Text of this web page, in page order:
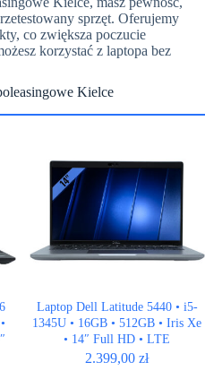
sprzęt. Oferujemy
co zwiększa poczucie
korzystać z laptopa bez
Kielce
Laptop Dell Latitude 5440 • i5-
1345U • 16GB • 512GB • Iris Xe
• 14″ Full HD • LTE
2.399,00zł